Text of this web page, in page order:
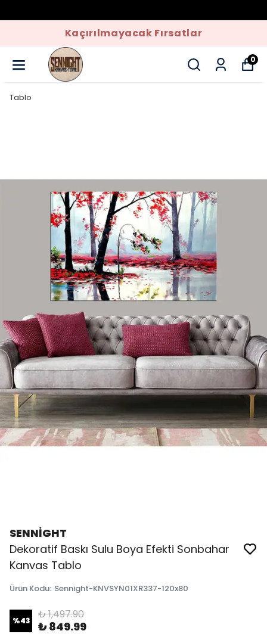
Kaçırılmayacak Fırsatlar
0
Tablo
SENNİGHT
Dekoratif Baskı Sulu Boya Efekti Sonbahar
Kanvas Tablo
Ürün Kodu: Sennight-KNVSYN01XR337-120x80
%43 ₺ 1,497.90
₺ 849.99